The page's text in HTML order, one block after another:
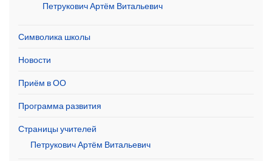
Петрукович Артём Витальевич
Символика школы
Новости
Приём в ОО
Программа развития
Страницы учителей
Петрукович Артём Витальевич